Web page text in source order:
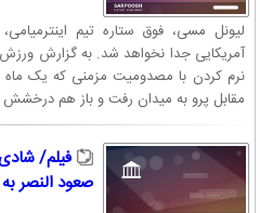
لیونل مسی، فوق ستاره تیم
آمریکایی جدا نخواهد شد. به گزارش
نرم کردن با مصدومیت مزمنی که یک
مقابل پرو به میدان رفت و باز هم
فیلم/
صعود النصر